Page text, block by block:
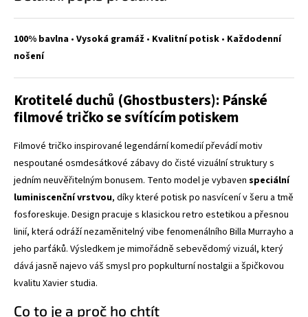
100% bavlna • Vysoká gramáž • Kvalitní potisk • Každodenní
nošení
Krotitelé duchů (Ghostbusters): Pánské
filmové tričko se svítícím potiskem
Filmové tričko inspirované legendární komedií převádí motiv
nespoutané osmdesátkové zábavy do čisté vizuální struktury s
jedním neuvěřitelným bonusem. Tento model je vybaven speciální
luminiscenční vrstvou, díky které potisk po nasvícení v šeru a tmě
fosforeskuje. Design pracuje s klasickou retro estetikou a přesnou
linií, která odráží nezaměnitelný vibe fenomenálního Billa Murrayho a
jeho parťáků. Výsledkem je mimořádně sebevědomý vizuál, který
dává jasně najevo váš smysl pro popkulturní nostalgii a špičkovou
kvalitu Xavier studia.
Co to je a proč ho chtít